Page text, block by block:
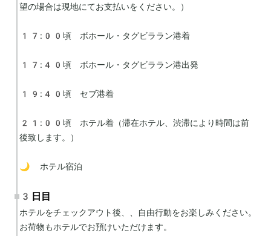
望の場合は現地にてお支払いをください。）
17:00頃　ボホール・タグビララン港着
17:40頃　ボホール・タグビララン港出発
19:40頃　セブ港着
21:00頃　ホテル着（滞在ホテル、渋滞により時間は前
後致します。）
🌙 ホテル宿泊
3日目
ホテルをチェックアウト後、、自由行動をお楽しみください。
お荷物もホテルでお預けいただけます。